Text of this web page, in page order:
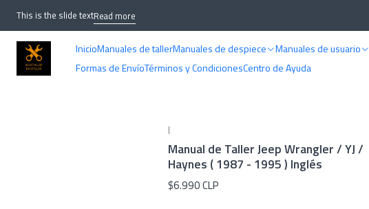
InicioManuales de tallerManuales de despiece Manuales de usuario
Formas de EnvíoTérminos y CondicionesCentro de Ayuda
This is the slide textRead more
|
Manual de Taller Jeep Wrangler / YJ /
Haynes ( 1987 - 1995 ) Inglés
$6.990 CLP